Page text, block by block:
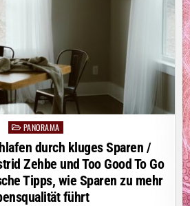
Posted
in
PANORAMA
durch kluges Sparen /
Zehbe und Too Good To Go
Tipps, wie Sparen zu mehr
führt